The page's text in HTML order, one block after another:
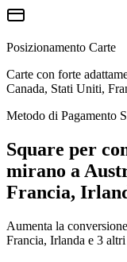
Posizionamento Carte
Carte con forte
Canada, Stati Uniti,
Metodo di Pagamento
Square per
mirano a
Francia,
Aumenta la
Francia, Irlanda e 3